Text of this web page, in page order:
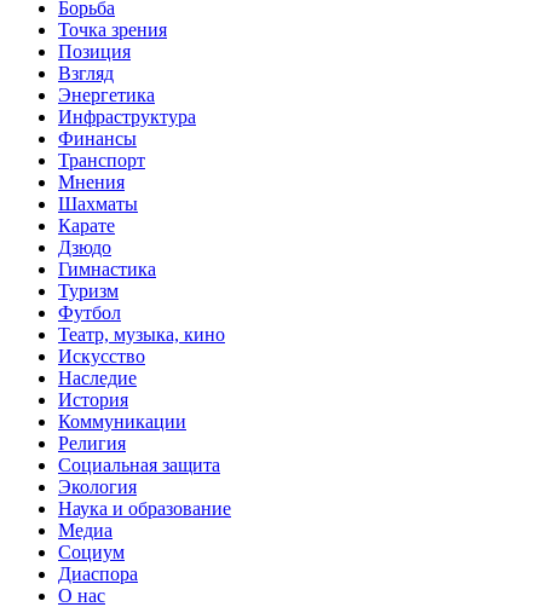
Борьба
Точка зрения
Позиция
Взгляд
Энергетика
Инфраструктура
Финансы
Транспорт
Мнения
Шахматы
Карате
Дзюдо
Гимнастика
Туризм
Футбол
Театр, музыка, кино
Искусство
Наследие
История
Коммуникации
Религия
Социальная защита
Экология
Наука и образование
Медиа
Социум
Диаспора
О нас